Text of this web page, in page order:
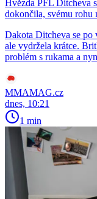
Hvězda PFL Ditcheva
dokončila, svému rohu
Dakota Ditcheva se po
ale vydržela krátce.
problém s rukama a
MMAMAG.cz
dnes, 10:21
1 min